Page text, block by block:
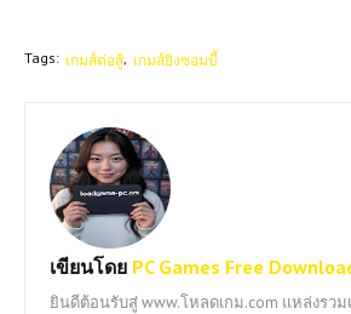
Tags: เกมส์ต่อสู้ เกมส์ยิงซอมบี้
เขียนโดย PC Games Free
ยินดีต้อนรับสู่ www.โหลดเกม.com แหล่งรวม